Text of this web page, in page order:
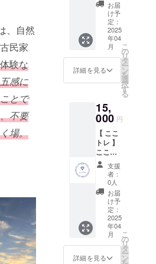
、自然
民家
験な
五感に
とで
不要
場。
畑の整
地・種
まき・
植付
け・収
穫等が
ありま
すが、
作業を
ご体験
いただ
き、ラ
ンチに
は農家
飯を召
し上
がって
いただ
きま
す。
更に、
旬の作
物のお
付。
あり。
要相
談） 後
日、お
申込み
フォー
ムをお
知らせ
の日を
お選び
くださ
い。 や
さいが
できる
までの
様々な
作業と
して、
畑の整
地・種
まき・
植付
け・収
穫等が
ありま
整える
パーソ
ナル
セッ
ション
60分×３
回（エ
モー
ション
セッ
ション
含む）
後日、
申込
フォー
ムを
メール
にてお
送りし
ますの
で、ご
希望日
をお選
びくだ
さい。
《 利用
お届
け予
定：
2025
年04
月
詳細を見る
こ
の
リ
タ
ー
ン
を
選
択
す
る
15,
000 円
【 ここ
トレ 】
こころ
のト
レーニ
ング 心
身芯を
整える
パーソ
ナル
セッ
ション
60分×１
回（エ
支援
者：
0人
お届
け予
定：
2025
年04
月
詳細を見る
こ
の
リ
タ
ー
ン